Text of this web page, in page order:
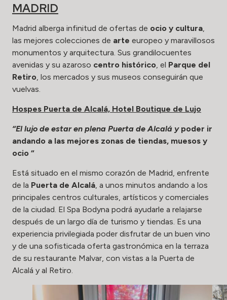
MADRID
Madrid alberga infinitud de ofertas de ocio y cultura,
las mejores colecciones de arte europeo y maravillosos
monumentos y arquitectura. Sus grandilocuentes
avenidas y su azaroso centro histórico, el Parque del
Retiro, los mercados y sus museos conseguirán que
vuelvas.
Hospes Puerta de Alcalá, Hotel Boutique de Lujo
“El lujo de estar en plena Puerta de Alcalá y poder ir
andando a las mejores zonas de tiendas, muesos y
ocio “
Está situado en el mismo corazón de Madrid, enfrente
de la Puerta de Alcalá, a unos minutos andando a los
principales centros culturales, artísticos y comerciales
de la ciudad. El Spa Bodyna podrá ayudarle a relajarse
después de un largo día de turismo y tiendas. Es una
experiencia privilegiada poder disfrutar de un buen vino
y de una sofisticada oferta gastronómica en la terraza
de su restaurante Malvar, con vistas a la Puerta de
Alcalá y al Retiro.